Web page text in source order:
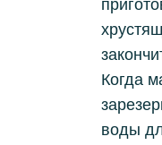
Когда
воды